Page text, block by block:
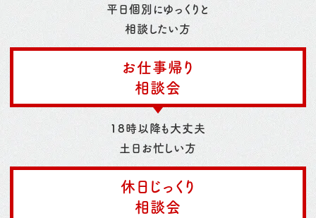
平日個別にゆっくりと
相談したい方
お仕事帰り
相談会
18時以降も大丈夫
土日お忙しい方
休日じっくり
相談会